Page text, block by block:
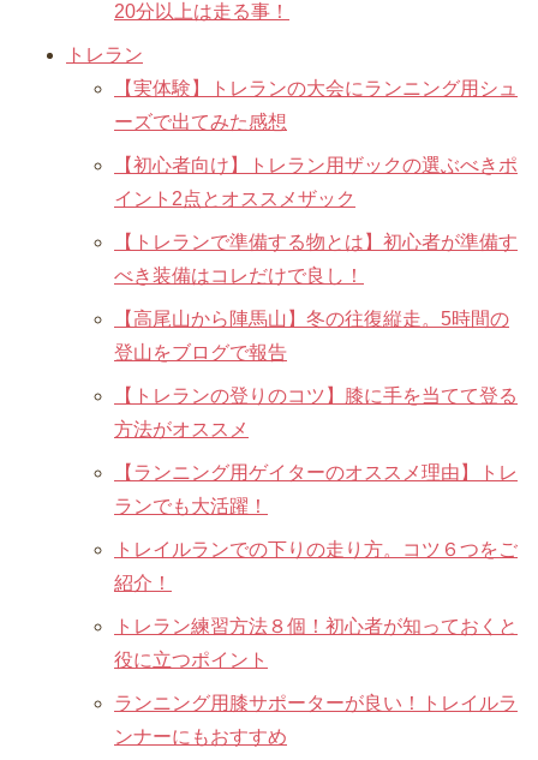
20分以上は走る事！
トレラン
【実体験】トレランの大会にランニング用シュ
ーズで出てみた感想
【初心者向け】トレラン用ザックの選ぶべきポ
イント2点とオススメザック
【トレランで準備する物とは】初心者が準備す
べき装備はコレだけで良し！
【高尾山から陣馬山】冬の往復縦走。5時間の
登山をブログで報告
【トレランの登りのコツ】膝に手を当てて登る
方法がオススメ
【ランニング用ゲイターのオススメ理由】トレ
ランでも大活躍！
トレイルランでの下りの走り方。コツ６つをご
紹介！
トレラン練習方法８個！初心者が知っておくと
役に立つポイント
ランニング用膝サポーターが良い！トレイルラ
ンナーにもおすすめ